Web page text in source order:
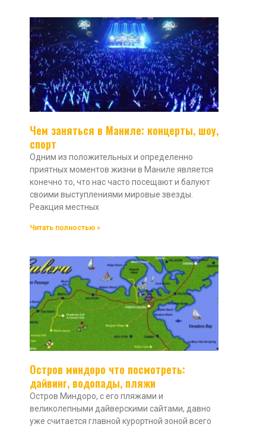
Чем заняться в Маниле: концерты, шоу,
спорт
Одним из положительных и определенно
приятных моментов жизни в Маниле является
конечно то, что нас часто посещают и балуют
своими выступлениями мировые звезды.
Реакция местных
Читать полностью »
Остров миндоро что посмотреть:
дайвинг, водопады, пляжи
Остров Миндоро, с его пляжами и
великолепными дайверскими сайтами, давно
уже считается главной курортной зоной всего